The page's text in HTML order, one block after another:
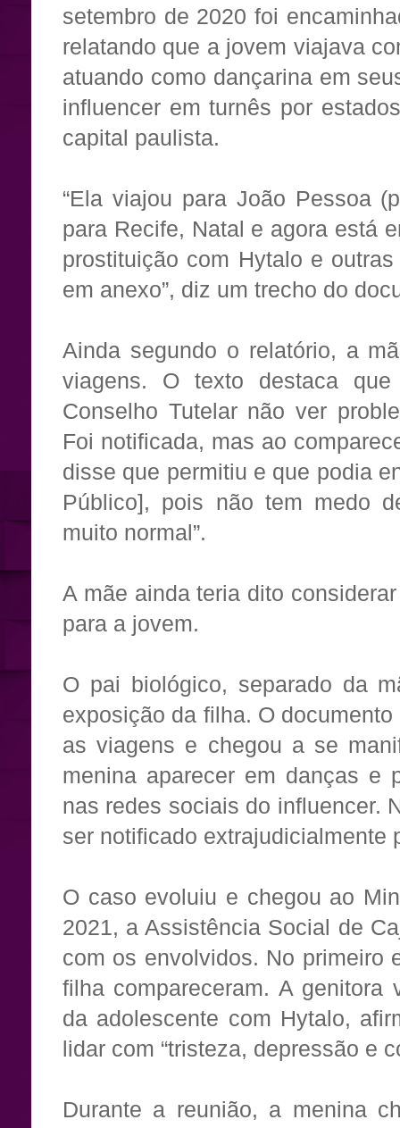
setembro de 2020 foi
relatando que a jovem viajava
atuando como dançarina em
influencer em turnês por
capital paulista.
“Ela viajou para João Pessoa
para Recife, Natal e agora está
prostituição com Hytalo e
em anexo”, diz um trecho do
Ainda segundo o relatório, a
viagens. O texto destaca
Conselho Tutelar não ver
Foi notificada, mas ao
disse que permitiu e que podia
Público], pois não tem medo
muito normal”.
A mãe ainda teria dito
para a jovem.
O pai biológico, separado da
exposição da filha. O
as viagens e chegou a se
menina aparecer em danças e
nas redes sociais do influencer.
ser notificado extrajudicialmente
O caso evoluiu e chegou ao
2021, a Assistência Social de
com os envolvidos. No primeiro
filha compareceram. A genitora
da adolescente com Hytalo,
lidar com “tristeza, depressão e
Durante a reunião, a menina